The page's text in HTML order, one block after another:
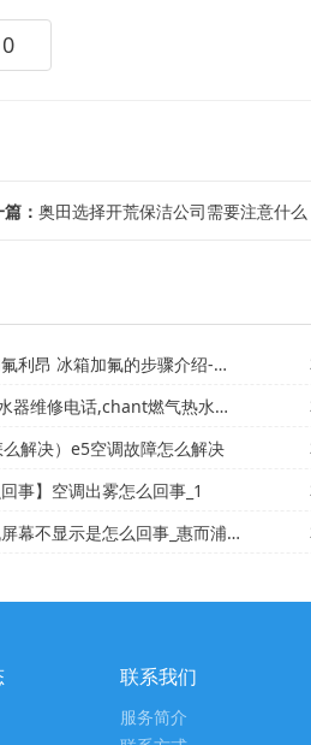
0
： 奥田选择开荒保洁公司需要注意什么？+
的步骤介绍-冰箱一直工作不停机是什么原因 冰箱一直工...
,chant燃气热水器说明书-cmhr燃气灶打不着火
解决）e5空调故障怎么解决
事】空调出雾怎么回事_1
么回事_惠而浦洗衣机屏幕不显示的原因及解决方法+惠而浦...
联系我们
服务简介